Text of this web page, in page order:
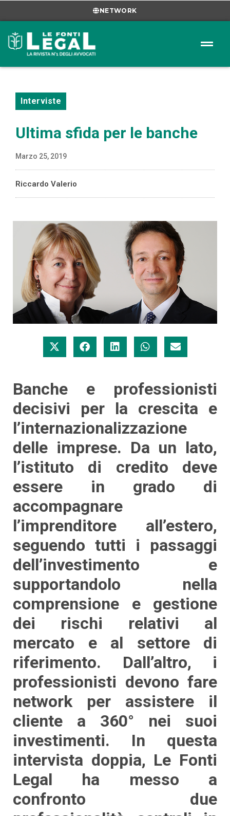
NETWORK
Interviste
Ultima sfida per le banche
Marzo 25, 2019
Riccardo Valerio
Banche e professionisti
decisivi per la crescita e
l’internazionalizzazione
delle imprese. Da un lato,
l’istituto di credito deve
essere in grado di
accompagnare
l’imprenditore all’estero,
seguendo tutti i passaggi
dell’investimento e
supportandolo nella
comprensione e gestione
dei rischi relativi al
mercato e al settore di
riferimento. Dall’altro, i
professionisti devono fare
network per assistere il
cliente a 360° nei suoi
investimenti. In questa
intervista doppia, Le Fonti
Legal ha messo a
confronto due